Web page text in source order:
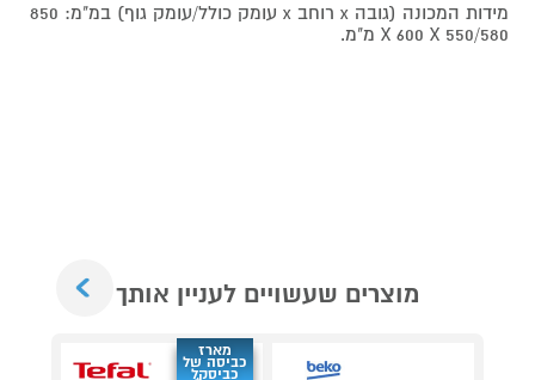
מידות המכונה (גובה x רוחב x עומק כולל/עומק גוף) במ"מ: 850
X 600 X 550/580 מ"מ.
מוצרים שעשויים לעניין אותך
מארז
כביסה של
כביסקל